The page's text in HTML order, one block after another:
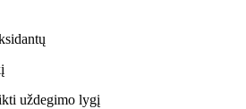
uždegimo lygį